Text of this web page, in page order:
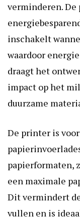
verminderen.
inschakelt
waardoor
draagt het
impact op het
duurzame
De printer is
papierformaten,
een maximale
Dit vermindert
vullen en is